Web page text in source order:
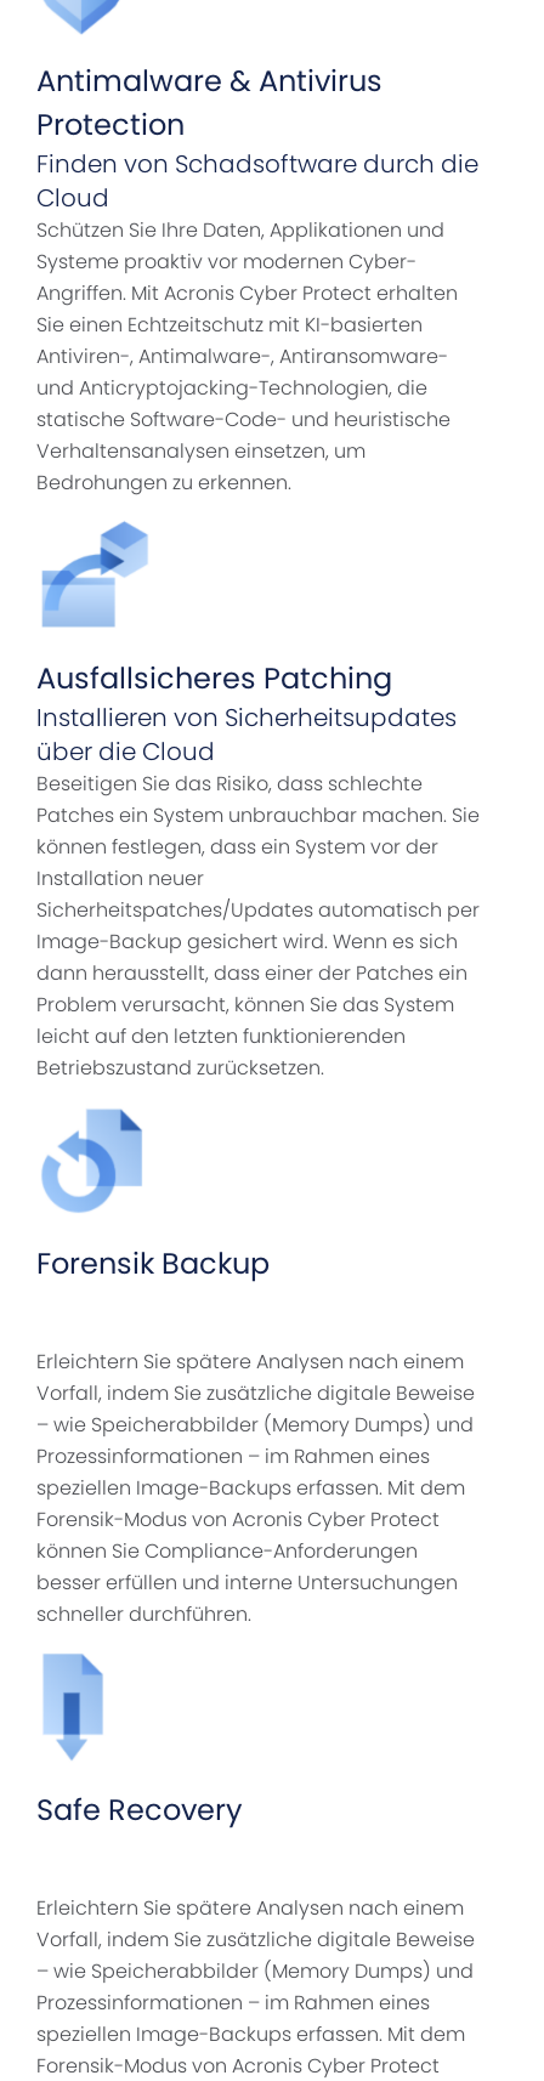
Antimalware & Antivirus
Protection
Finden von Schadsoftware durch die
Cloud
Schützen Sie Ihre Daten, Applikationen und
Systeme proaktiv vor modernen Cyber-
Angriffen. Mit Acronis Cyber Protect erhalten
Sie einen Echtzeitschutz mit KI-basierten
Antiviren-, Antimalware-, Antiransomware-
und Anticryptojacking-Technologien, die
statische Software-Code- und heuristische
Verhaltensanalysen einsetzen, um
Bedrohungen zu erkennen.
Ausfallsicheres Patching
Installieren von Sicherheitsupdates
über die Cloud
Beseitigen Sie das Risiko, dass schlechte
Patches ein System unbrauchbar machen. Sie
können festlegen, dass ein System vor der
Installation neuer
Sicherheitspatches/Updates automatisch per
Image-Backup gesichert wird. Wenn es sich
dann herausstellt, dass einer der Patches ein
Problem verursacht, können Sie das System
leicht auf den letzten funktionierenden
Betriebszustand zurücksetzen.
Forensik Backup
Erleichtern Sie spätere Analysen nach einem
Vorfall, indem Sie zusätzliche digitale Beweise
– wie Speicherabbilder (Memory Dumps) und
Prozessinformationen – im Rahmen eines
speziellen Image-Backups erfassen. Mit dem
Forensik-Modus von Acronis Cyber Protect
können Sie Compliance-Anforderungen
besser erfüllen und interne Untersuchungen
schneller durchführen.
Safe Recovery
Erleichtern Sie spätere Analysen nach einem
Vorfall, indem Sie zusätzliche digitale Beweise
– wie Speicherabbilder (Memory Dumps) und
Prozessinformationen – im Rahmen eines
speziellen Image-Backups erfassen. Mit dem
Forensik-Modus von Acronis Cyber Protect